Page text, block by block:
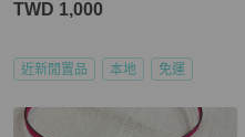
TWD 1,000
近新閒置品 本地 免運